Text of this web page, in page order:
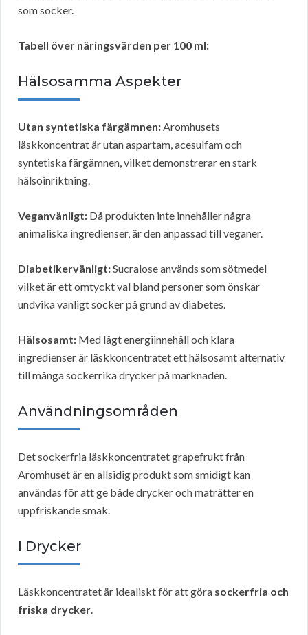
som socker.
Tabell över näringsvärden per 100 ml:
Hälsosamma Aspekter
Utan syntetiska färgämnen:Aromhusets
läskkoncentrat är utan aspartam, acesulfam och
syntetiska färgämnen, vilket demonstrerar en stark
hälsoinriktning.
Veganvänligt: Då produkten inte innehåller några
animaliska ingredienser, är den anpassad till veganer.
Diabetikervänligt:Sucralose används som sötmedel
vilket är ett omtyckt val bland personer som önskar
undvika vanligt socker på grund av diabetes.
Hälsosamt: Med lågt energiinnehåll och klara
ingredienser är läskkoncentratet ett hälsosamt alternativ
till många sockerrika drycker på marknaden.
Användningsområden
Det sockerfria läskkoncentratet grapefrukt från
Aromhuset är en allsidig produkt som smidigt kan
användas för att ge både drycker och maträtter en
uppfriskande smak.
I Drycker
Läskkoncentratet är idealiskt för att göra sockerfria och
friska drycker.